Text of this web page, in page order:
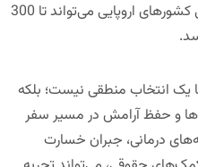
اروپایی می‌تواند
تا 300
یک انتخاب منطقی نیست؛ بلکه
و حفظ آرامش در مسیر سفر
درمانی، جبران خسارت